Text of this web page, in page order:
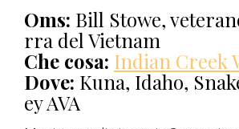
Oms: Bill Stowe,
rra del Vietnam
Che cosa: Indian Creek
Dove: Kuna, Idaho,
ey AVA